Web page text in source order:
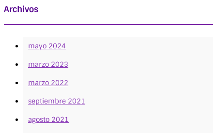
Archivos
mayo 2024
marzo 2023
marzo 2022
septiembre 2021
agosto 2021